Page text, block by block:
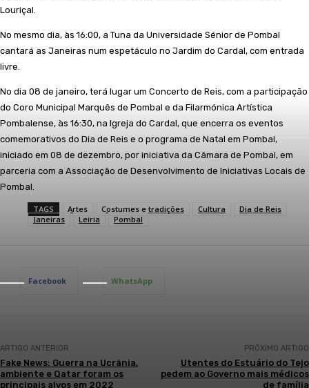
Louriçal.
No mesmo dia, às 16:00, a Tuna da Universidade Sénior de Pombal
cantará as Janeiras num espetáculo no Jardim do Cardal, com entrada
livre.
No dia 08 de janeiro, terá lugar um Concerto de Reis, com a participação
do Coro Municipal Marquês de Pombal e da Filarmónica Artística
Pombalense, às 16:30, na Igreja do Cardal, que encerra os eventos
comemorativos do Dia de Reis e o programa de Natal em Pombal,
iniciado em 08 de dezembro, por iniciativa da Câmara de Pombal, em
parceria com a Associação de Desenvolvimento de Iniciativas Locais de
Pombal.
TAGS Artes Costumes e tradições Cultura
Dia de Reis
Janeiras
Leiria Pombal
Facebook WhatsApp
ARTIGO ANTERIOR
Fake News: Guerra na Ucrânia,
ambiente e Qatar foram os
principais alvos em 2022
PRÓXIMO ARTIGO
Utentes do Estuário do Tejo
pedem ao Governo mais médicos
de família